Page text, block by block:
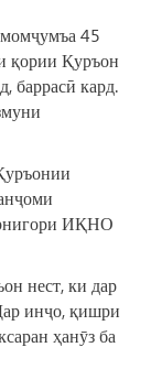
45
қории Қуръон
баррасӣ кард.
ИҚНО
нест, ки дар
инҷо, қишри
ҳанӯз ба